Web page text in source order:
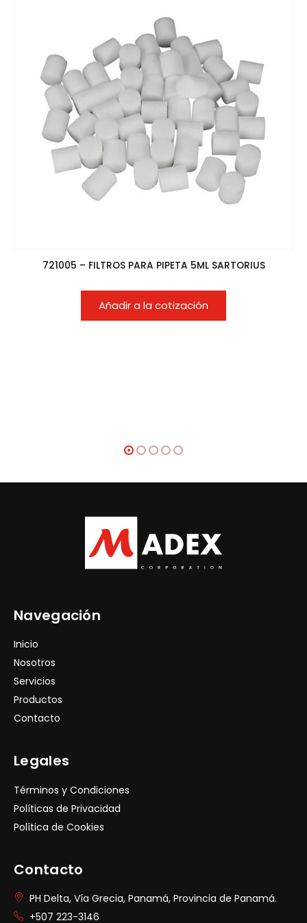
721005 – FILTROS PARA PIPETA 5ML SARTORIUS
Añadir a la cotización
Navegación
Inicio
Nosotros
Servicios
Productos
Contacto
Legales
Términos y Condiciones
Políticas de Privacidad
Política de Cookies
Contacto
PH Delta, Vía Grecia, Panamá, Provincia de Panamá.
+507 223-3146